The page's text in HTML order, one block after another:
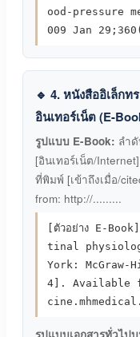
ood-pressure
009 Jan
🔹 4. หนังสืออิเล็ก
อินเทอร์เน็ต (E-
รูปแบบ E-Book: ลำ
[อินเทอร์เน็ต/
ที่พิมพ์ [เข้าถึงเมื่อ/
from: http://.........
[ตัวอย่าง E-
tinal
York:
4]. Available
รูปแบบเอกสารทั่วไป